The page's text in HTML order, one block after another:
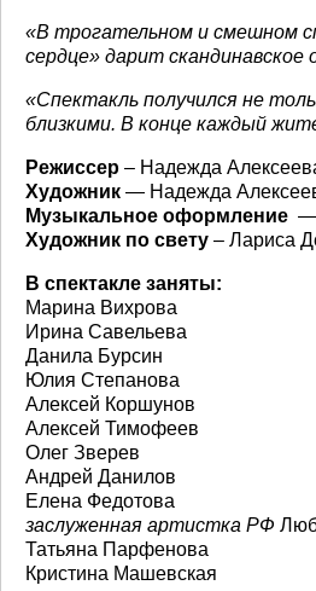
«В трогательном и смешном
сердце» дарит
«Спектакль получился не
близкими. В конце каждый
Режиссер – Надежда
Художник — Надежда
Музыкальное оформление —
Художник по свету – Лариса
В спектакле заняты:
Марина Вихрова
Ирина Савельева
Данила Бурсин
Юлия Степанова
Алексей Коршунов
Алексей Тимофеев
Олег Зверев
Андрей Данилов
Елена Федотова
заслуженная артистка РФ
Татьяна Парфенова
Кристина Машевская